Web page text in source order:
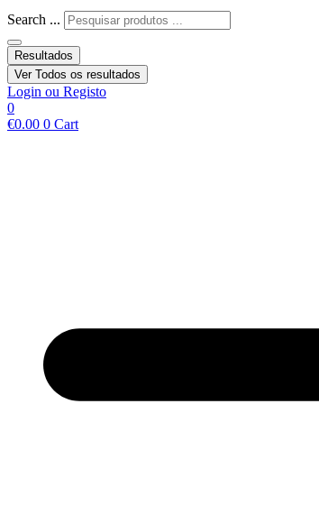
Search ...
Resultados
Ver Todos os resultados
Login ou Registo
0
€0.00 0 Cart